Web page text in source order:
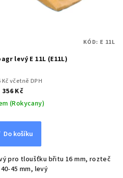
levý E 11L (E11L)
Kč včetně DPH
356 Kč
(Rokycany)
Do košíku
pro tloušťku břitu 16 mm, rozteč
45 mm, levý
KÓD: E 11L